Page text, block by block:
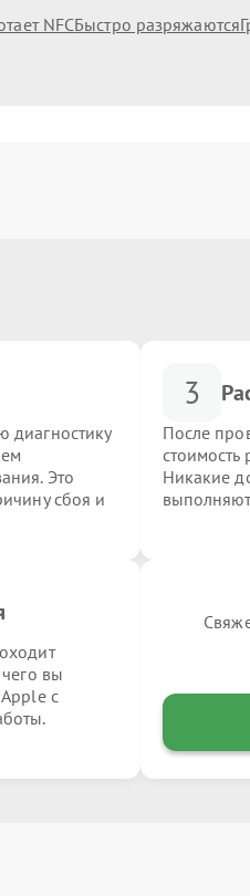
NFCБыстро разряжаются
диагностику
Это
сбоя и
3
После
стоимость
Никакие
вы
с